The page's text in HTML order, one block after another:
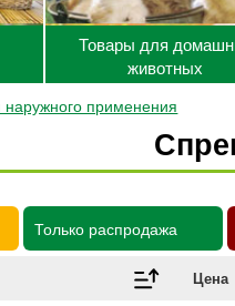
Товары для
животных
наружного применения
Только распродажа
Цена